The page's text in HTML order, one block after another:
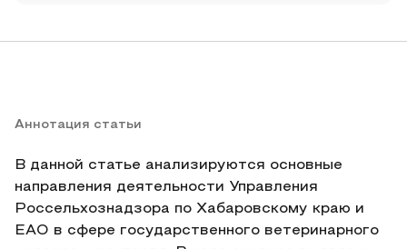
Аннотация статьи
В данной статье анализируются основные
направления деятельности Управления
Россельхознадзора по Хабаровскому краю и
ЕАО в сфере государственного ветеринарного